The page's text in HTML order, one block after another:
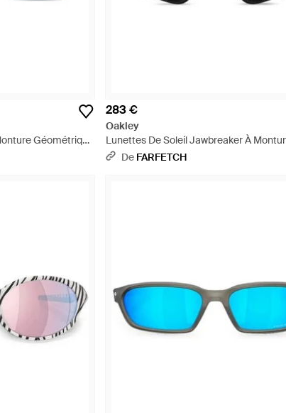
Géométrique
283 €
Oakley
Lunettes De Soleil Jawbreaker À
Géométrique - Gris
De FARFETCH